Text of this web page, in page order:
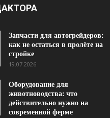
Запчасти для автогрейдеров:
как не остаться в пролёте на
стройке
19.07.2026
Оборудование для
животноводства: что
действительно нужно на
современной ферме